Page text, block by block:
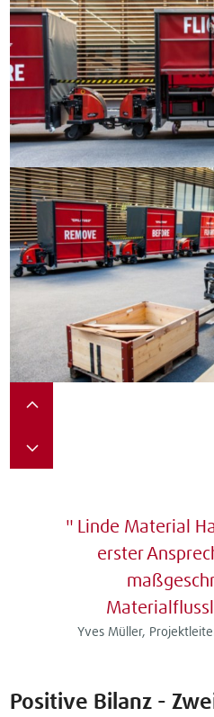
Linde Material
erster
Yves Müller,
Positive Bilanz -